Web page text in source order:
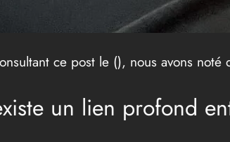
ce post le (), nous avons noté
un lien profond